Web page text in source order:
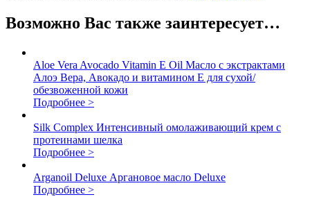
Возможно Вас также заинтересует…
Aloe Vera Avocado Vitamin E Oil Масло с экстрактами
Алоэ Вера, Авокадо и витамином Е для сухой/
обезвоженной кожи
Подробнее >
Silk Complex Интенсивный омолаживающий крем с
протеинами шелка
Подробнее >
Arganoil Deluxe Аргановое масло Deluxe
Подробнее >